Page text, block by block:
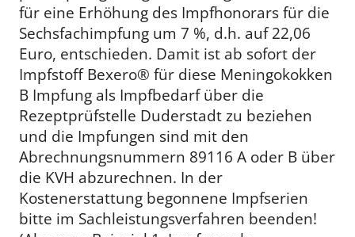
für eine Erhöhung des Impfhonorars für die
Sechsfachimpfung um 7 %, d.h. auf 22,06
Euro, entschieden. Damit ist ab sofort der
Impfstoff Bexero® für diese Meningokokken
B Impfung als Impfbedarf über die
Rezeptprüfstelle Duderstadt zu beziehen
und die Impfungen sind mit den
Abrechnungsnummern 89116 A oder B über
die KVH abzurechnen. In der
Kostenerstattung begonnene Impfserien
bitte im Sachleistungsverfahren beenden!